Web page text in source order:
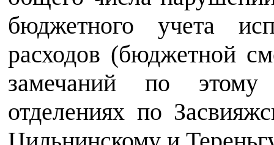
бюджетного учета
расходов (бюджетной
замечаний по
отделениях по